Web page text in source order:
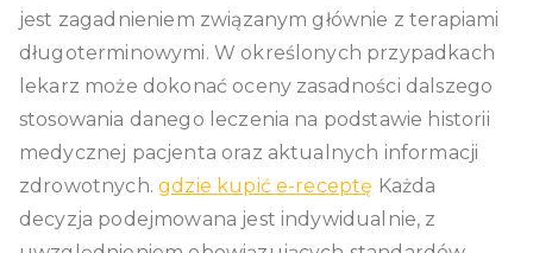
jest zagadnieniem związanym głównie z terapiami
długoterminowymi. W określonych przypadkach
lekarz może dokonać oceny zasadności dalszego
stosowania danego leczenia na podstawie historii
medycznej pacjenta oraz aktualnych informacji
zdrowotnych.gdzie kupić e-receptę Każda
decyzja podejmowana jest indywidualnie, z